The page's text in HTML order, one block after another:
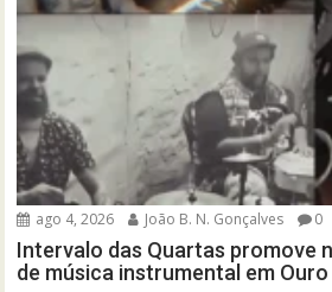
ago 4, 2026 João B. N. Gonçalves 0
Intervalo das Quartas promove
de música instrumental em